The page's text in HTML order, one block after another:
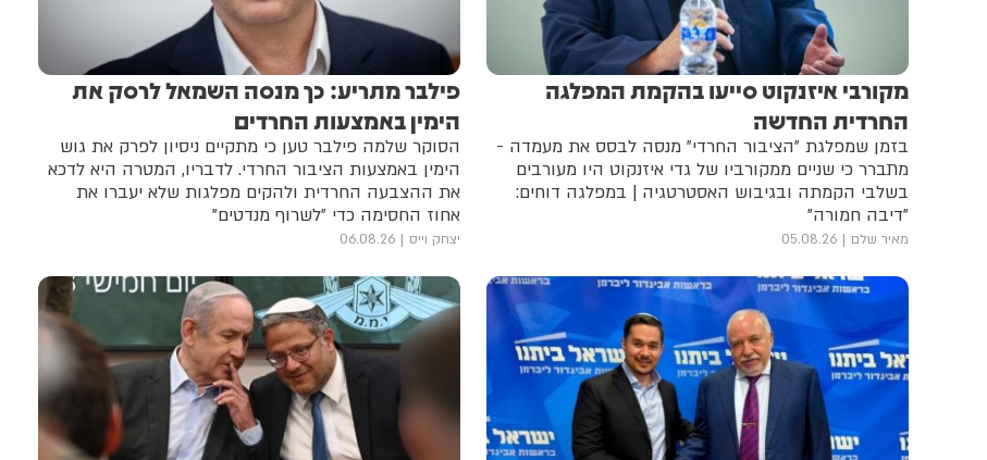
מקורבי איזנקוט סייעו בהקמת המפלגה
החרדית החדשה
בזמן שמפלגת "הציבור החרדי" מנסה לבסס את מעמדה -
מתברר כי שניים ממקורביו של גדי איזנקוט היו מעורבים
בשלבי הקמתה ובגיבוש האסטרטגיה | במפלגה דוחים:
"דיבה חמורה"
מאיר שלם 05.08.26
פילבר מתריע: כך מנסה השמאל לרסק את
הימין באמצעות החרדים
הסוקר שלמה פילבר טען כי מתקיים ניסיון לפרק את גוש
הימין באמצעות הציבור החרדי. לדבריו, המטרה היא לדכא
את ההצבעה החרדית ולהקים מפלגות שלא יעברו את
אחוז החסימה כדי "לשרוף מנדטים"
יצחק וייס 06.08.26